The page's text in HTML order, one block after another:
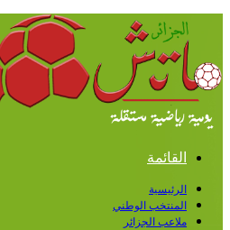
القائمة
الرئيسية
المنتخب الوطني
ملاعب الجزائر